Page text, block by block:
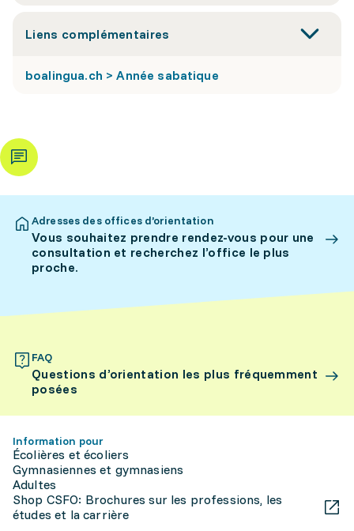
Liens complémentaires
boalingua.ch > Année sabatique
Adresses des offices d’orientation
Vous souhaitez prendre rendez-vous pour une
consultation et recherchez l’office le plus
proche.
FAQ
Questions d’orientation les plus fréquemment
posées
Information pour
Écolières et écoliers
Gymnasiennes et gymnasiens
Adultes
Shop CSFO: Brochures sur les professions, les
études et la carrière